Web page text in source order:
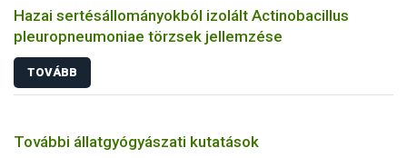
Hazai sertésállományokból izolált Actinobacillus
pleuropneumoniae törzsek jellemzése
TOVÁBB
További állatgyógyászati kutatások